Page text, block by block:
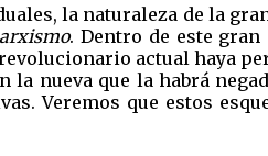
la naturaleza de la
. Dentro de este
actual haya
nueva que la habrá
Veremos que estos